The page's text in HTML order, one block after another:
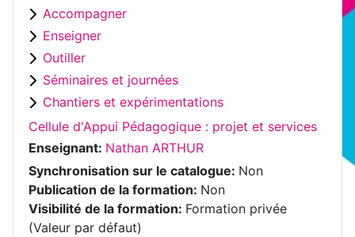
Accompagner
Enseigner
Outiller
Séminaires et journées
Chantiers et expérimentations
Cellule d'Appui Pédagogique : projet et services
Enseignant: Nathan ARTHUR
Synchronisation sur le catalogue: Non
Publication de la formation: Non
Visibilité de la formation: Formation privée
(Valeur par défaut)